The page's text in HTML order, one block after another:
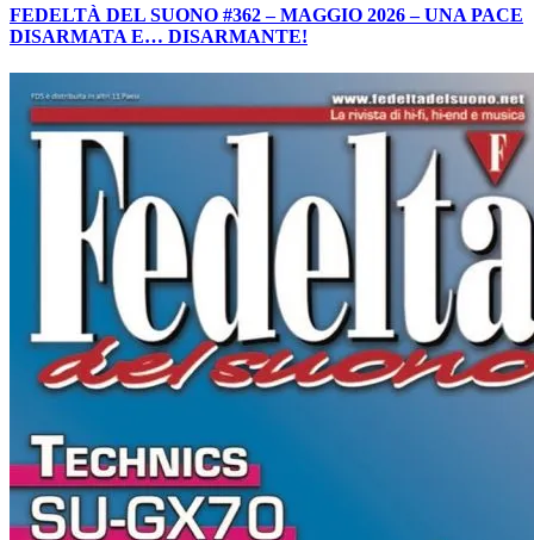
FEDELTÀ DEL SUONO #362 – MAGGIO 2026 – UNA PACE
DISARMATA E… DISARMANTE!